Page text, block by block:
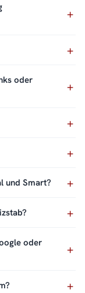
oder
und Smart?
oder